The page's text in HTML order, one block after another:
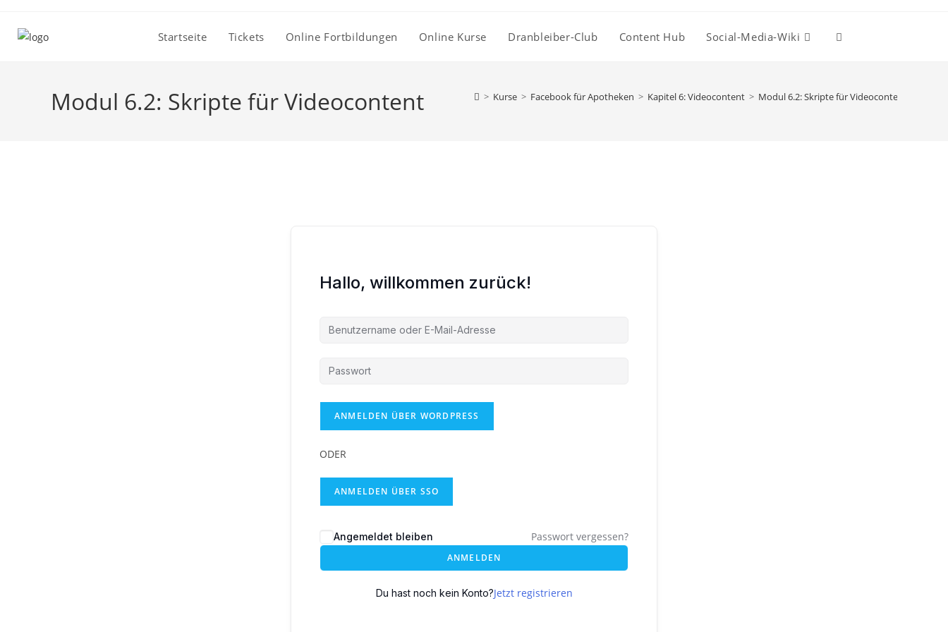
Inhalt
springen
Startseite Tickets Online Fortbildungen Online Kurse Dranbleiber-Club Content Hub Social-Media-Wiki Website-
Modul 6.2: Skripte für Videocontent > Kurse > Facebook für Apotheken > Kapitel 6: Videocontent > Modul 6.2: Skripte für Videocontent
Hallo, willkommen zurück!
ODER
ANMELDEN ÜBER SSO
Angemeldet bleiben Passwort vergessen?
ANMELDEN
Du hast noch kein Konto?Jetzt registrieren